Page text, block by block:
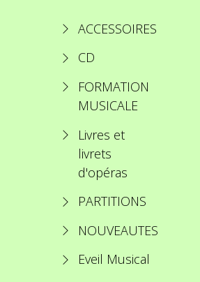
ACCESSOIRES
CD
FORMATION
MUSICALE
Livres et
livrets
d'opéras
PARTITIONS
NOUVEAUTES
Eveil Musical